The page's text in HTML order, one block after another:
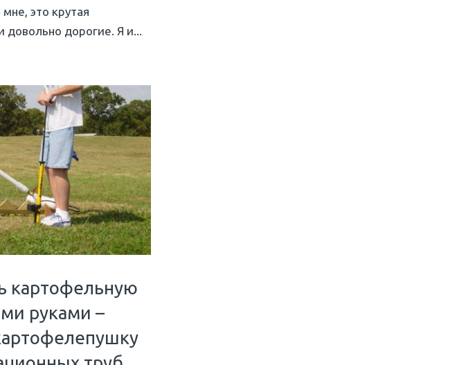
это крутая
довольно дорогие. Я и...
картофельную
руками –